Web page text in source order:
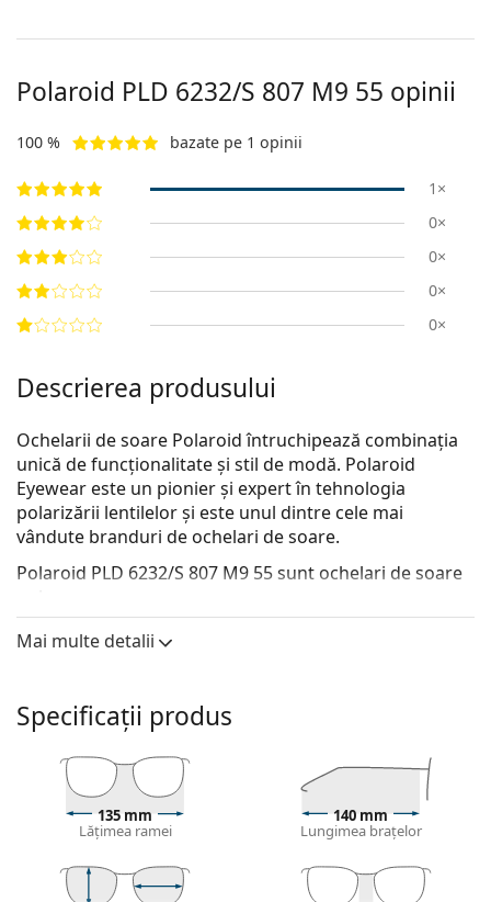
Polaroid PLD 6232/S 807 M9 55 opinii
100 % bazate pe 1 opinii
1×
0×
0×
0×
0×
Descrierea produsului
Ochelarii de soare Polaroid întruchipează combinația
unică de funcționalitate și stil de modă. Polaroid
Eyewear este un pionier și expert în tehnologia
polarizării lentilelor și este unul dintre cele mai
vândute branduri de ochelari de soare.
Polaroid PLD 6232/S 807 M9 55sunt ochelari de soare
Descoperă cum ți se potrivesc acești ochelari de soare
Culoarea neagră a ramelor se potrivește perfect cu
un ton rece al pielii și cu părul blond deschis, șaten
deschis sau negru.
Ramele dreptunghiulare de ochelari de soare
sunt
o alegere ideală pentru cei cu o formă ovală sau
Rama ochelarilor de soare este fabricată din
Mai multe detalii
Specificații produs
135 mm
Lățimea ramei
140 mm
Lungimea brațelor